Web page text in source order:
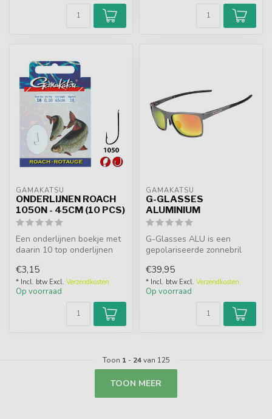
GAMAKATSU
ONDERLIJNEN ROACH
1050N - 45CM (10 PCS)
Een onderlijnen boekje met
daarin 10 top onderlijnen
€3,15
* Incl. btw Excl. Verzendkosten
Op voorraad
GAMAKATSU
G-GLASSES
ALUMINIUM
G-Glasses ALU is een
gepolariseerde zonnebril
aluminium. ...
€39,95
* Incl. btw Excl. Verzendkosten
Op voorraad
Toon 1- 24van 125
TOON MEER